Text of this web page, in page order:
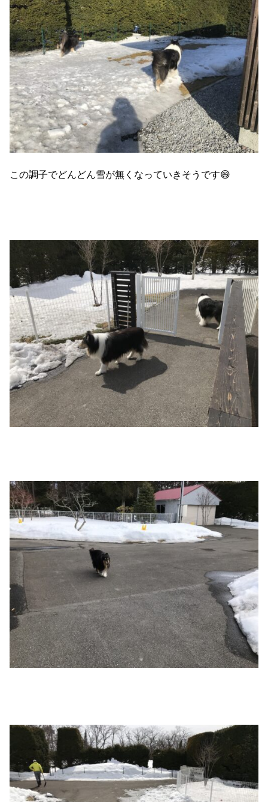
この調子でどんどん雪が無くなっていきそうです😄